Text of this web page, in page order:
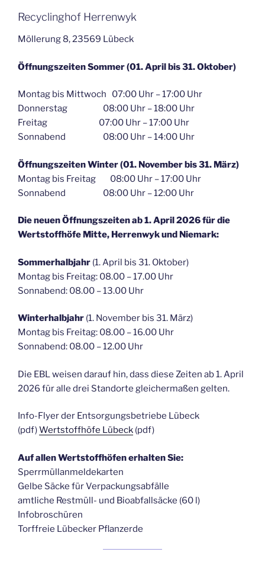
Recyclinghof Herrenwyk
Möllerung 8, 23569 Lübeck
Öffnungszeiten Sommer (01. April bis 31. Oktober)
Montag bis Mittwoch 07:00 Uhr – 17:00 Uhr
Donnerstag 08:00 Uhr – 18:00 Uhr
Freitag 07:00 Uhr – 17:00 Uhr
Sonnabend 08:00 Uhr – 14:00 Uhr
Öffnungszeiten Winter (01. November bis 31. März)
Montag bis Freitag 08:00 Uhr – 17:00 Uhr
Sonnabend 08:00 Uhr – 12:00 Uhr
Die neuen Öffnungszeiten ab 1. April 2026 für die
Wertstoffhöfe Mitte, Herrenwyk und Niemark:
Sommerhalbjahr (1. April bis 31. Oktober)
Montag bis Freitag: 08.00 – 17.00 Uhr
Sonnabend: 08.00 – 13.00 Uhr
Winterhalbjahr (1. November bis 31. März)
Montag bis Freitag: 08.00 – 16.00 Uhr
Sonnabend: 08.00 – 12.00 Uhr
Die EBL weisen darauf hin, dass diese Zeiten ab 1. April
2026 für alle drei Standorte gleichermaßen gelten.
Info-Flyer der Entsorgungsbetriebe Lübeck
(pdf)Wertstoffhöfe Lübeck (pdf)
Auf allen Wertstoffhöfen erhalten Sie:
Sperrmüllanmeldekarten
Gelbe Säcke für Verpackungsabfälle
amtliche Restmüll- und Bioabfallsäcke (60 l)
Infobroschüren
Torffreie Lübecker Pflanzerde